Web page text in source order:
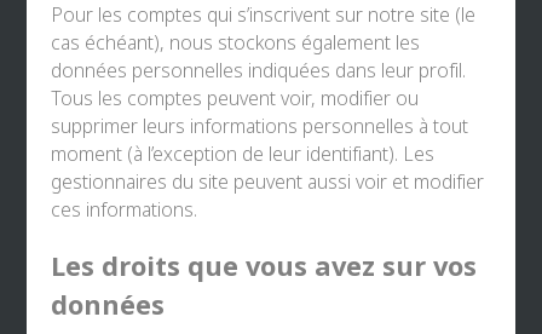
Pour les comptes qui s’inscrivent sur notre site (le
cas échéant), nous stockons également les
données personnelles indiquées dans leur profil.
Tous les comptes peuvent voir, modifier ou
supprimer leurs informations personnelles à tout
moment (à l’exception de leur identifiant). Les
gestionnaires du site peuvent aussi voir et modifier
ces informations.
Les droits que vous avez sur vos
données